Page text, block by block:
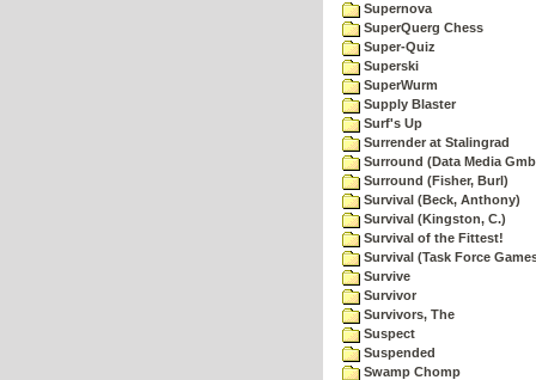
Supernova
SuperQuerg Chess
Super-Quiz
Superski
SuperWurm
Supply Blaster
Surf's Up
Surrender at Stalingrad
Surround (Data Media
Surround (Fisher, Burl)
Survival (Beck, Anthony)
Survival (Kingston, C.)
Survival of the Fittest!
Survival (Task Force
Survive
Survivor
Survivors, The
Suspect
Suspended
Swamp Chomp